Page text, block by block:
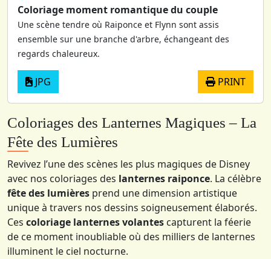
Coloriage moment romantique du couple
Une scène tendre où Raiponce et Flynn sont assis
ensemble sur une branche d'arbre, échangeant des
regards chaleureux.
JPG PRINT
Coloriages des Lanternes Magiques – La
Fête des Lumières
Revivez l’une des scènes les plus magiques de Disney
avec nos coloriages des lanternes raiponce. La célèbre
fête des lumières prend une dimension artistique
unique à travers nos dessins soigneusement élaborés.
Ces coloriage lanternes volantes capturent la féerie
de ce moment inoubliable où des milliers de lanternes
illuminent le ciel nocturne.